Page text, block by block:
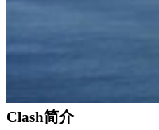
Clash简介